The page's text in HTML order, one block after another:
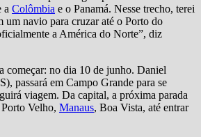
a Colômbia e o Panamá. Nesse trecho, terei
um navio para cruzar até o Porto do
a América do Norte”, diz
começar: no dia 10 de junho. Daniel
passará em Campo Grande para se
viagem. Da capital, a próxima parada
Velho, Manaus, Boa Vista, até entrar